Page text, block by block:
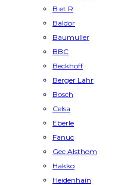
B et R
Baldor
Baumuller
BBC
Beckhoff
Berger Lahr
Bosch
Celsa
Eberle
Fanuc
Gec Alsthom
Hakko
Heidenhain